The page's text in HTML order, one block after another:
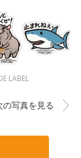
LABEL
の写真を見る